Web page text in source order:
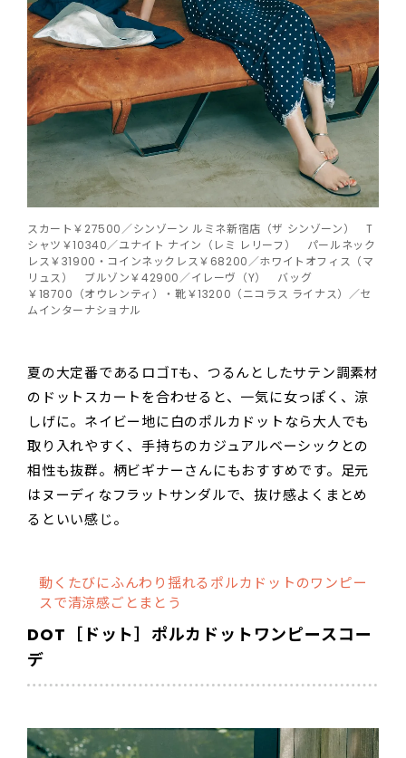
スカート￥27500／シンゾーン ルミネ新宿店（ザ シンゾーン） T
シャツ￥10340／ユナイト ナイン（レミ レリーフ） パールネック
レス￥31900・コインネックレス￥68200／ホワイトオフィス（マ
リュス） ブルゾン￥42900／イレーヴ（Y） バッグ
￥18700（オウレンティ）・靴￥13200（ニコラス ライナス）／セ
ムインターナショナル
夏の大定番であるロゴTも、つるんとしたサテン調素材
のドットスカートを合わせると、一気に女っぽく、涼
しげに。ネイビー地に白のポルカドットなら大人でも
取り入れやすく、手持ちのカジュアルベーシックとの
相性も抜群。柄ビギナーさんにもおすすめです。足元
はヌーディなフラットサンダルで、抜け感よくまとめ
るといい感じ。
動くたびにふんわり揺れるポルカドットのワンピー
スで清涼感ごとまとう
DOT［ドット］ポルカドットワンピースコー
デ